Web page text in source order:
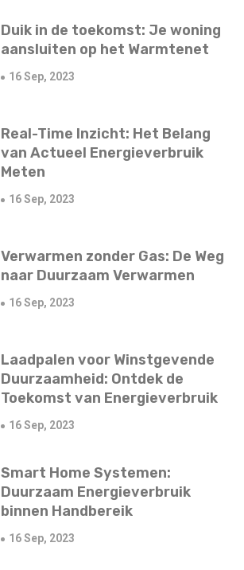
Duik in de toekomst: Je woning
aansluiten op het Warmtenet
16 Sep, 2023
Real-Time Inzicht: Het Belang
van Actueel Energieverbruik
Meten
16 Sep, 2023
Verwarmen zonder Gas: De Weg
naar Duurzaam Verwarmen
16 Sep, 2023
Laadpalen voor Winstgevende
Duurzaamheid: Ontdek de
Toekomst van Energieverbruik
16 Sep, 2023
Smart Home Systemen:
Duurzaam Energieverbruik
binnen Handbereik
16 Sep, 2023